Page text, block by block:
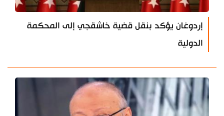
إردوغان يؤكد بنقل قضية خاشقجي إلى المحكمة
الدولية